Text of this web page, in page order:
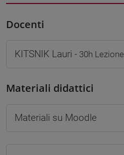
Docenti
KITSNIK Lauri - 30h Lezione
Materiali didattici
Materiali su Moodle